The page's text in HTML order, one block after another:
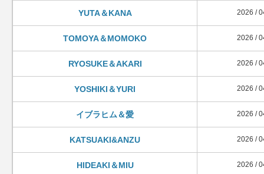
YUTA＆KANA 2026 /
TOMOYA＆MOMOKO 2026 /
RYOSUKE＆AKARI 2026 /
YOSHIKI＆YURI 2026 /
イブラヒム＆愛 2026 /
KATSUAKI&ANZU 2026 /
HIDEAKI＆MIU 2026 /